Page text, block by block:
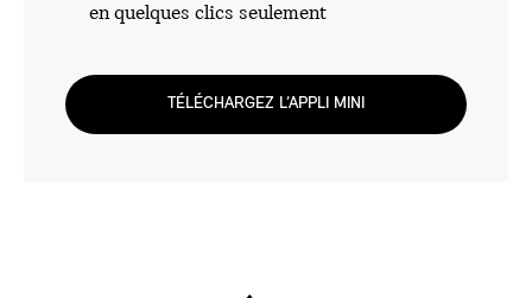
en quelques clics seulement
TÉLÉCHARGEZ L’APPLI MINI